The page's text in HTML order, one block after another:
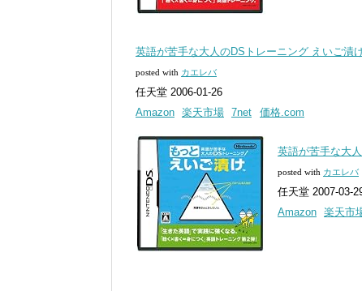
英語が苦手な大人のDSトレーニング えいご漬
posted with カエレバ
任天堂 2006-01-26
Amazon 楽天市場 7net 価格.com
英語が苦手な大
posted with カエレバ
任天堂 2007-03-
Amazon 楽天市